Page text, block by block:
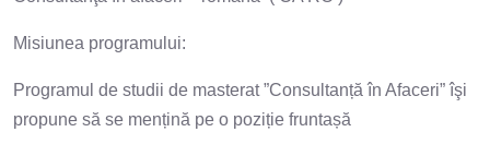
Misiunea programului:
Programul de studii de masterat ”Consultanță în Afaceri” îşi
propune să se mențină pe o poziție fruntașă